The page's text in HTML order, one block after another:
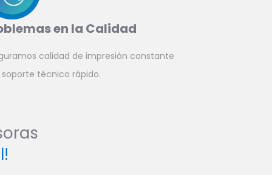
en la Calidad
calidad de impresión constante
técnico rápido.